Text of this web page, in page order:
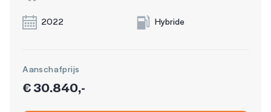
2022 Hybride
Aanschafprijs
€ 30.840,-